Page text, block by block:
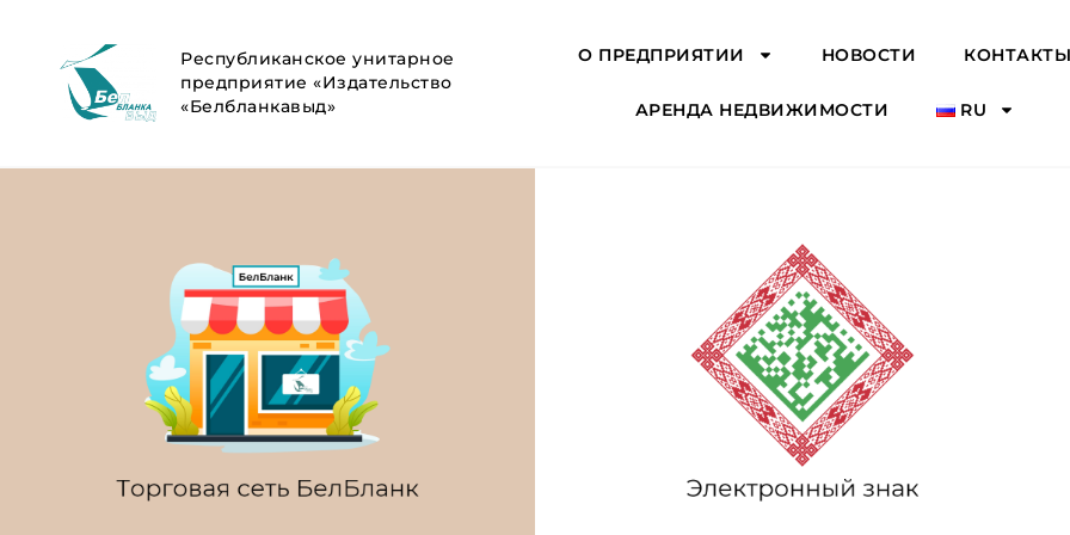
Республиканское унитарное
предприятие «Издательство
«Белбланкавыд»
О ПРЕДПРИЯТИИ НОВОСТИ
АРЕНДА НЕДВИЖИМОСТИ RU